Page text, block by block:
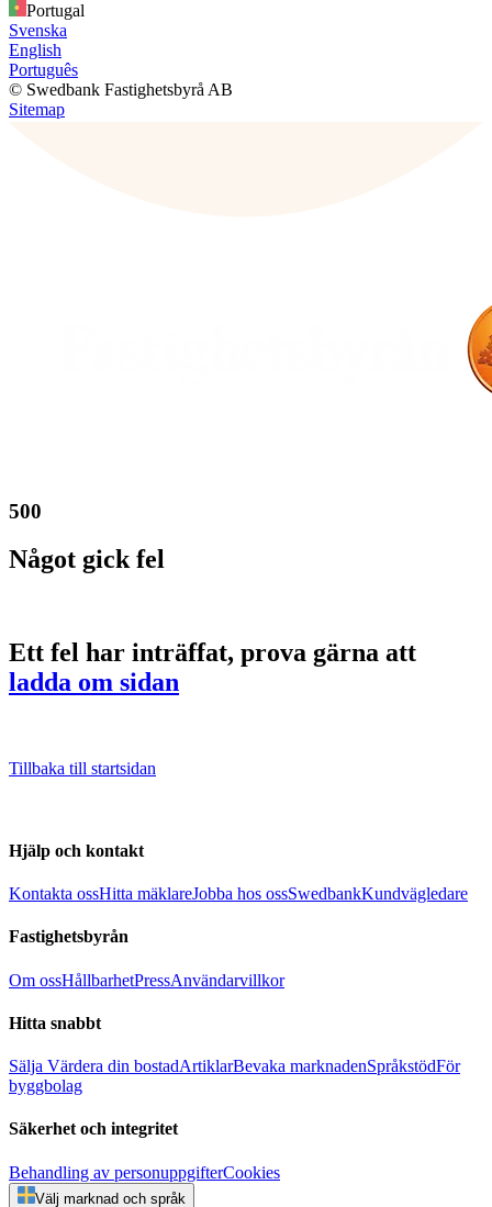
Portugal
Svenska
English
Português
© Swedbank Fastighetsbyrå AB
Sitemap
500
Något gick fel
Ett fel har inträffat, prova gärna att
ladda om sidan
Tillbaka till startsidan
Hjälp och kontakt
Kontakta ossHitta mäklareJobba hos ossSwedbankKundvägledare
Fastighetsbyrån
Om ossHållbarhetPressAnvändarvillkor
Hitta snabbt
Sälja Värdera din bostadArtiklarBevaka marknadenSpråkstödFör
byggbolag
Säkerhet och integritet
Behandling av personuppgifterCookies
Välj marknad och språk